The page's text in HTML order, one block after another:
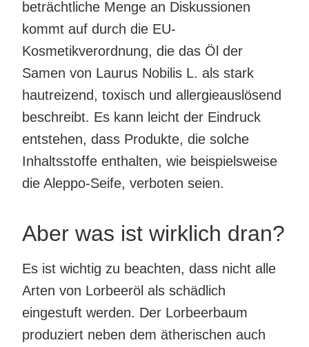
beträchtliche Menge an Diskussionen
kommt auf durch die EU-
Kosmetikverordnung, die das Öl der
Samen von Laurus Nobilis L. als stark
hautreizend, toxisch und allergieauslösend
beschreibt. Es kann leicht der Eindruck
entstehen, dass Produkte, die solche
Inhaltsstoffe enthalten, wie beispielsweise
die Aleppo-Seife, verboten seien.
Aber was ist wirklich dran?
Es ist wichtig zu beachten, dass nicht alle
Arten von Lorbeeröl als schädlich
eingestuft werden. Der Lorbeerbaum
produziert neben dem ätherischen auch